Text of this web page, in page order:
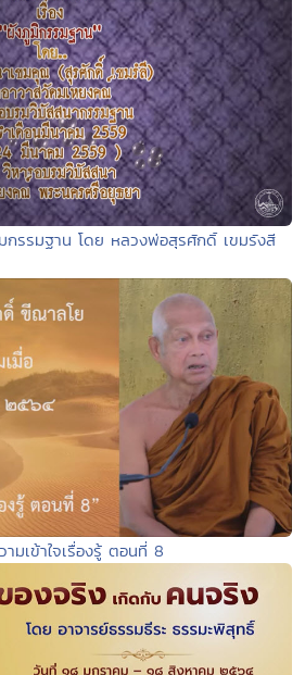
รรมฐาน โดย หลวงพ่อสุรศักดิ์ เขมรังสี
ามเข้าใจเรื่องรู้ ตอนที่ 8